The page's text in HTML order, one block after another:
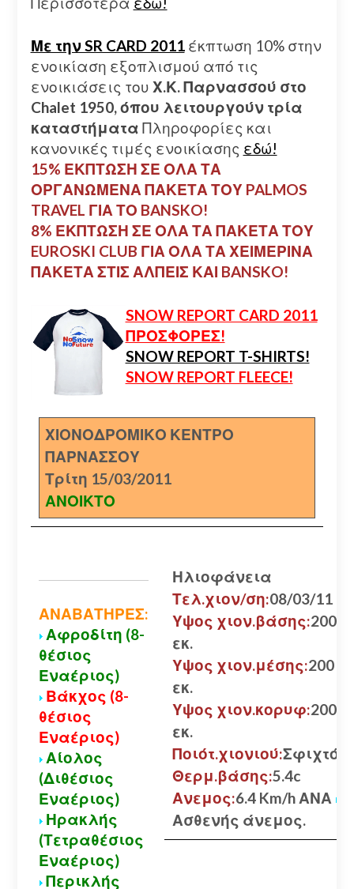
Με την SR CARD 2011έκπτωση 10% στην
ενοικίαση εξοπλισμού από τις
ενοικιάσεις του Χ.Κ. Παρνασσού στο
Chalet 1950, όπου λειτουργούν τρία
καταστήματα Πληροφορίες και
κανονικές τιμές ενοικίασης εδώ!
15% ΕΚΠΤΩΣΗ ΣΕ ΟΛΑ ΤΑ
ΟΡΓΑΝΩΜΕΝΑ ΠΑΚΕΤΑ ΤΟΥ PALMOS
TRAVEL ΓΙΑ ΤΟ BANSKO!
8% ΕΚΠΤΩΣΗ ΣΕ ΟΛΑ ΤΑ ΠΑΚΕΤΑ ΤΟΥ
EUROSKI CLUB ΓΙΑ ΟΛΑ ΤΑ ΧΕΙΜΕΡΙΝΑ
ΠΑΚΕΤΑ ΣΤΙΣ ΑΛΠΕΙΣ ΚΑΙ BANSKO!
SNOW REPORT CARD 2011
ΠΡΟΣΦΟΡΕΣ!
SNOW REPORT T-SHIRTS!
SNOW REPORT FLEECE!
ΧΙΟΝΟΔΡΟΜΙΚΟ ΚΕΝΤΡΟ
ΠΑΡΝΑΣΣΟΥ
Τρίτη 15/03/2011
ΑΝΟΙΚΤΟ
ΑΝΑΒΑΤΗΡΕΣ:
Αφροδίτη (8-
θέσιος
Εναέριος)
Βάκχος (8-
θέσιος
Εναέριος)
Αίολος
(Διθέσιος
Εναέριος)
Ηρακλής
(Τετραθέσιος
Εναέριος)
Περικλής
Ηλιοφάνεια
Τελ.χιον/ση:08/03/11
Υψος χιον.βάσης:200
εκ.
Υψος χιον.μέσης:200
εκ.
Υψος χιον.κορυφ:200
εκ.
Ποιότ.χιονιού:Σφιχτό
Θερμ.βάσης:5.4c
Ανεμος:6.4 Km/h ΑΝΑ
Ασθενής άνεμος.